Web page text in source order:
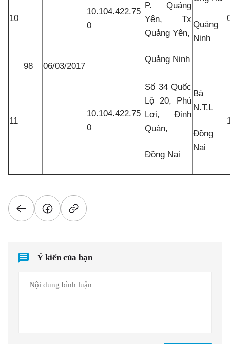
10
98 06/03/2017
10.104.422.75
0
P. Quảng
Yên, Tx
Quảng Yên,
Quảng Ninh
Quảng
Ninh
11
10.104.422.75
0
Số 34 Quốc
Lộ 20, Phú
Lợi, Định
Quán,
Đồng Nai
Bà
N.T.L
Đồng
Nai
Ý kiến của bạn